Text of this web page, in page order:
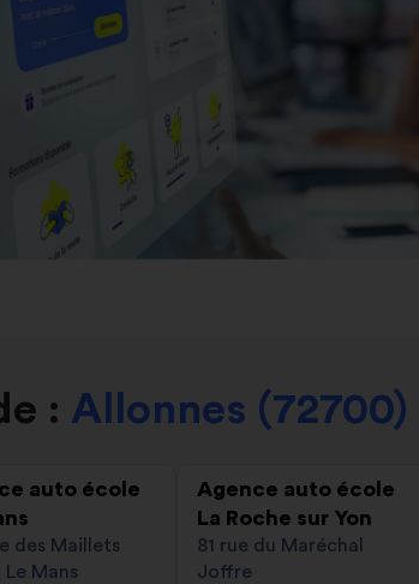
: Allonnes (72700)
auto école
des Maillets
Mans
Agence auto école
La Roche sur Yon
81 rue du Maréchal
Joffre